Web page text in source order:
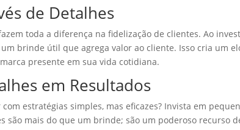
de Detalhes
toda a diferença na fidelização de clientes. Ao
um brinde útil que agrega valor ao cliente. Isso cria um
presente em sua vida cotidiana.
em Resultados
estratégias simples, mas eficazes? Invista em
são mais do que um brinde; são um poderoso recurso